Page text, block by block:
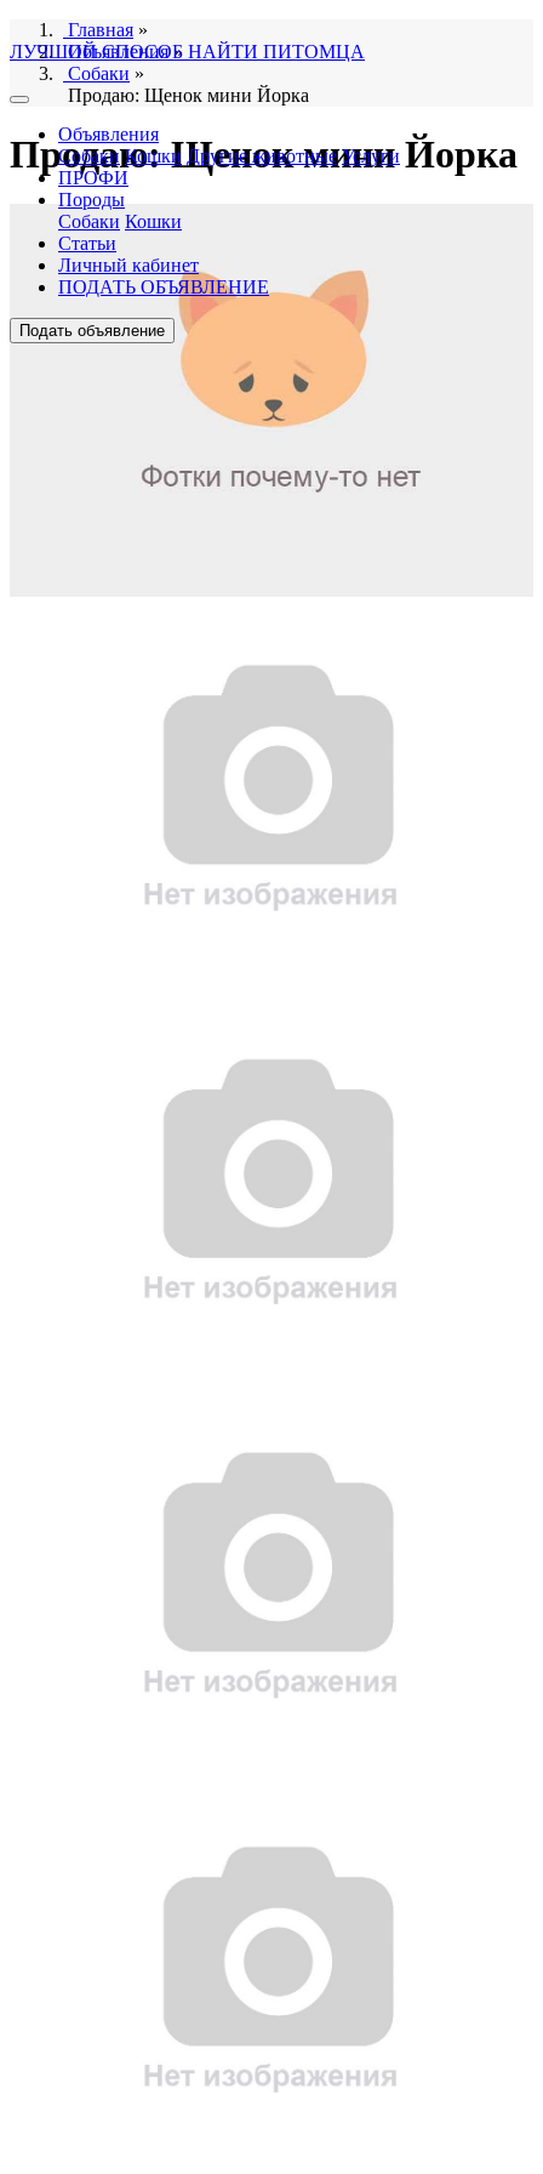
ЛУЧШИЙ СПОСОБ НАЙТИ ПИТОМЦА
Объявления
Собаки Кошки Другие животные Услуги
ПРОФИ
Породы
Собаки Кошки
Статьи
Личный кабинет
ПОДАТЬ ОБЪЯВЛЕНИЕ
Подать объявление
Главная »
Объявления»
Собаки »
Продаю: Щенок мини Йорка
Продаю: Щенок мини Йорка